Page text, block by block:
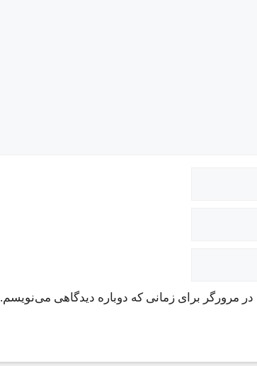
مرورگر برای زمانی که دوباره دیدگاهی می‌نویسم.